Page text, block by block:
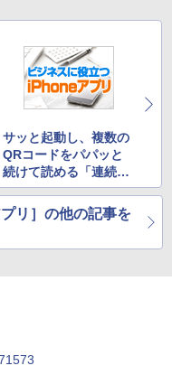
サッと起動し、複数の
QRコードをパパッと
続けて読める「連続Q
Rコードリーダー」
リ］の他の記事を